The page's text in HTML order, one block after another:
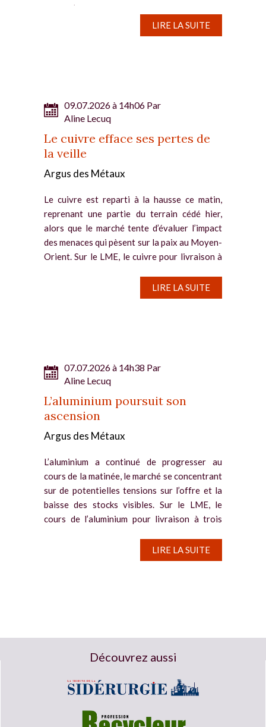
depuis l’ouverture....
LIRE LA SUITE
09.07.2026 à 14h06 Par
Aline Lecuq
Le cuivre efface ses pertes de
la veille
Argus des Métaux
Le cuivre est reparti à la hausse ce matin,
reprenant une partie du terrain cédé hier,
alors que le marché tente d’évaluer l’impact
des menaces qui pèsent sur la paix au Moyen-
Orient. Sur le LME, le cuivre pour livraison à
LIRE LA SUITE
07.07.2026 à 14h38 Par
Aline Lecuq
L’aluminium poursuit son
ascension
Argus des Métaux
L’aluminium a continué de progresser au
cours de la matinée, le marché se concentrant
sur de potentielles tensions sur l’offre et la
baisse des stocks visibles. Sur le LME, le
cours de l’aluminium pour livraison à trois
LIRE LA SUITE
Découvrez aussi